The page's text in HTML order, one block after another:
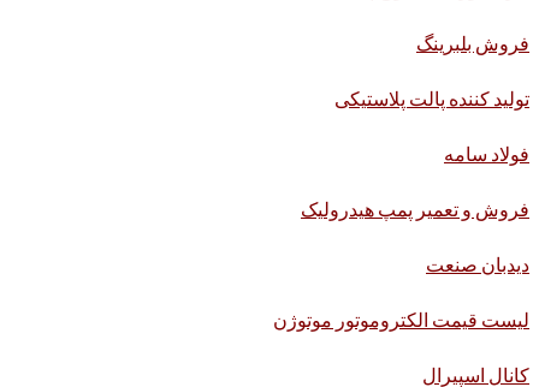
فروش بلبرینگ
تولید کننده پالت پلاستیکی
فولاد سامه
فروش و تعمیر پمپ هیدرولیک
دیدبان صنعت
لیست قیمت الکتروموتور موتوژن
کانال اسپیرال